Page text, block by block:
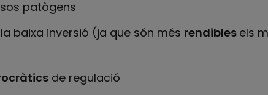
patògens
baixa inversió (ja que són més rendibles els
de regulació